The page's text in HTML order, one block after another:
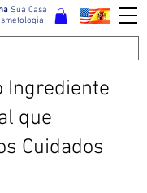
Sua Casa
Ingrediente
que
Cuidados